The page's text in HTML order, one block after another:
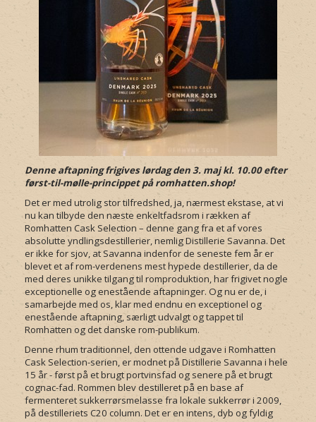
Denne aftapning frigives lørdag den 3. maj kl. 10.00 efter
først-til-mølle-princippet på romhatten.shop!
Det er med utrolig stor tilfredshed, ja, nærmest ekstase, at vi
nu kan tilbyde den næste enkeltfadsrom i rækken af
Romhatten Cask Selection – denne gang fra et af vores
absolutte yndlingsdestillerier, nemlig Distillerie Savanna. Det
er ikke for sjov, at Savanna indenfor de seneste fem år er
blevet et af rom-verdenens mest hypede destillerier, da de
med deres unikke tilgang til romproduktion, har frigivet nogle
exceptionelle og enestående aftapninger. Og nu er de, i
samarbejde med os, klar med endnu en exceptionel og
enestående aftapning, særligt udvalgt og tappet til
Romhatten og det danske rom-publikum.
Denne rhum traditionnel, den ottende udgave i Romhatten
Cask Selection-serien, er modnet på Distillerie Savanna i hele
15 år - først på et brugt portvinsfad og senere på et brugt
cognac-fad. Rommen blev destilleret på en base af
fermenteret sukkerrørsmelasse fra lokale sukkerrør i 2009,
på destilleriets C20 column. Det er en intens, dyb og fyldig